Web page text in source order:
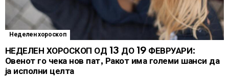
Неделен хороскоп
НЕДЕЛЕН ХОРОСКОП ОД 13 ДО 19 ФЕВРУАРИ:
Овенот го чека нов пат, Ракот има големи шанси да
ја исполни целта